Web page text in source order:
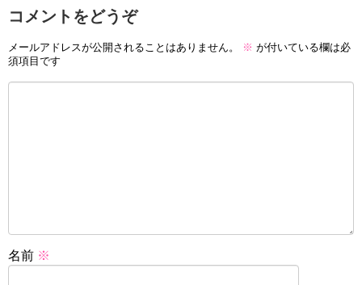
コメントをどうぞ
メールアドレスが公開されることはありません。 ※ が付いている欄は必
須項目です
名前 ※